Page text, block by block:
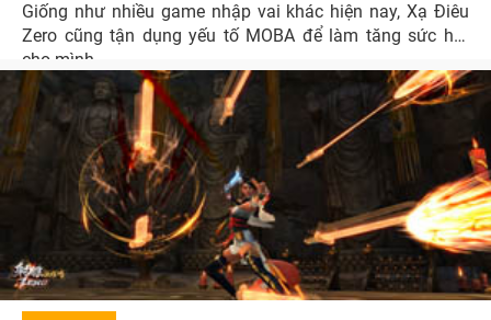
Giống như nhiều game nhập vai khác hiện nay, Xạ Điêu
Zero cũng tận dụng yếu tố MOBA để làm tăng sức hút
cho mình.